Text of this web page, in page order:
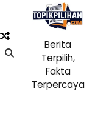
content
Berita
Terpilih,
Fakta
Terpercaya